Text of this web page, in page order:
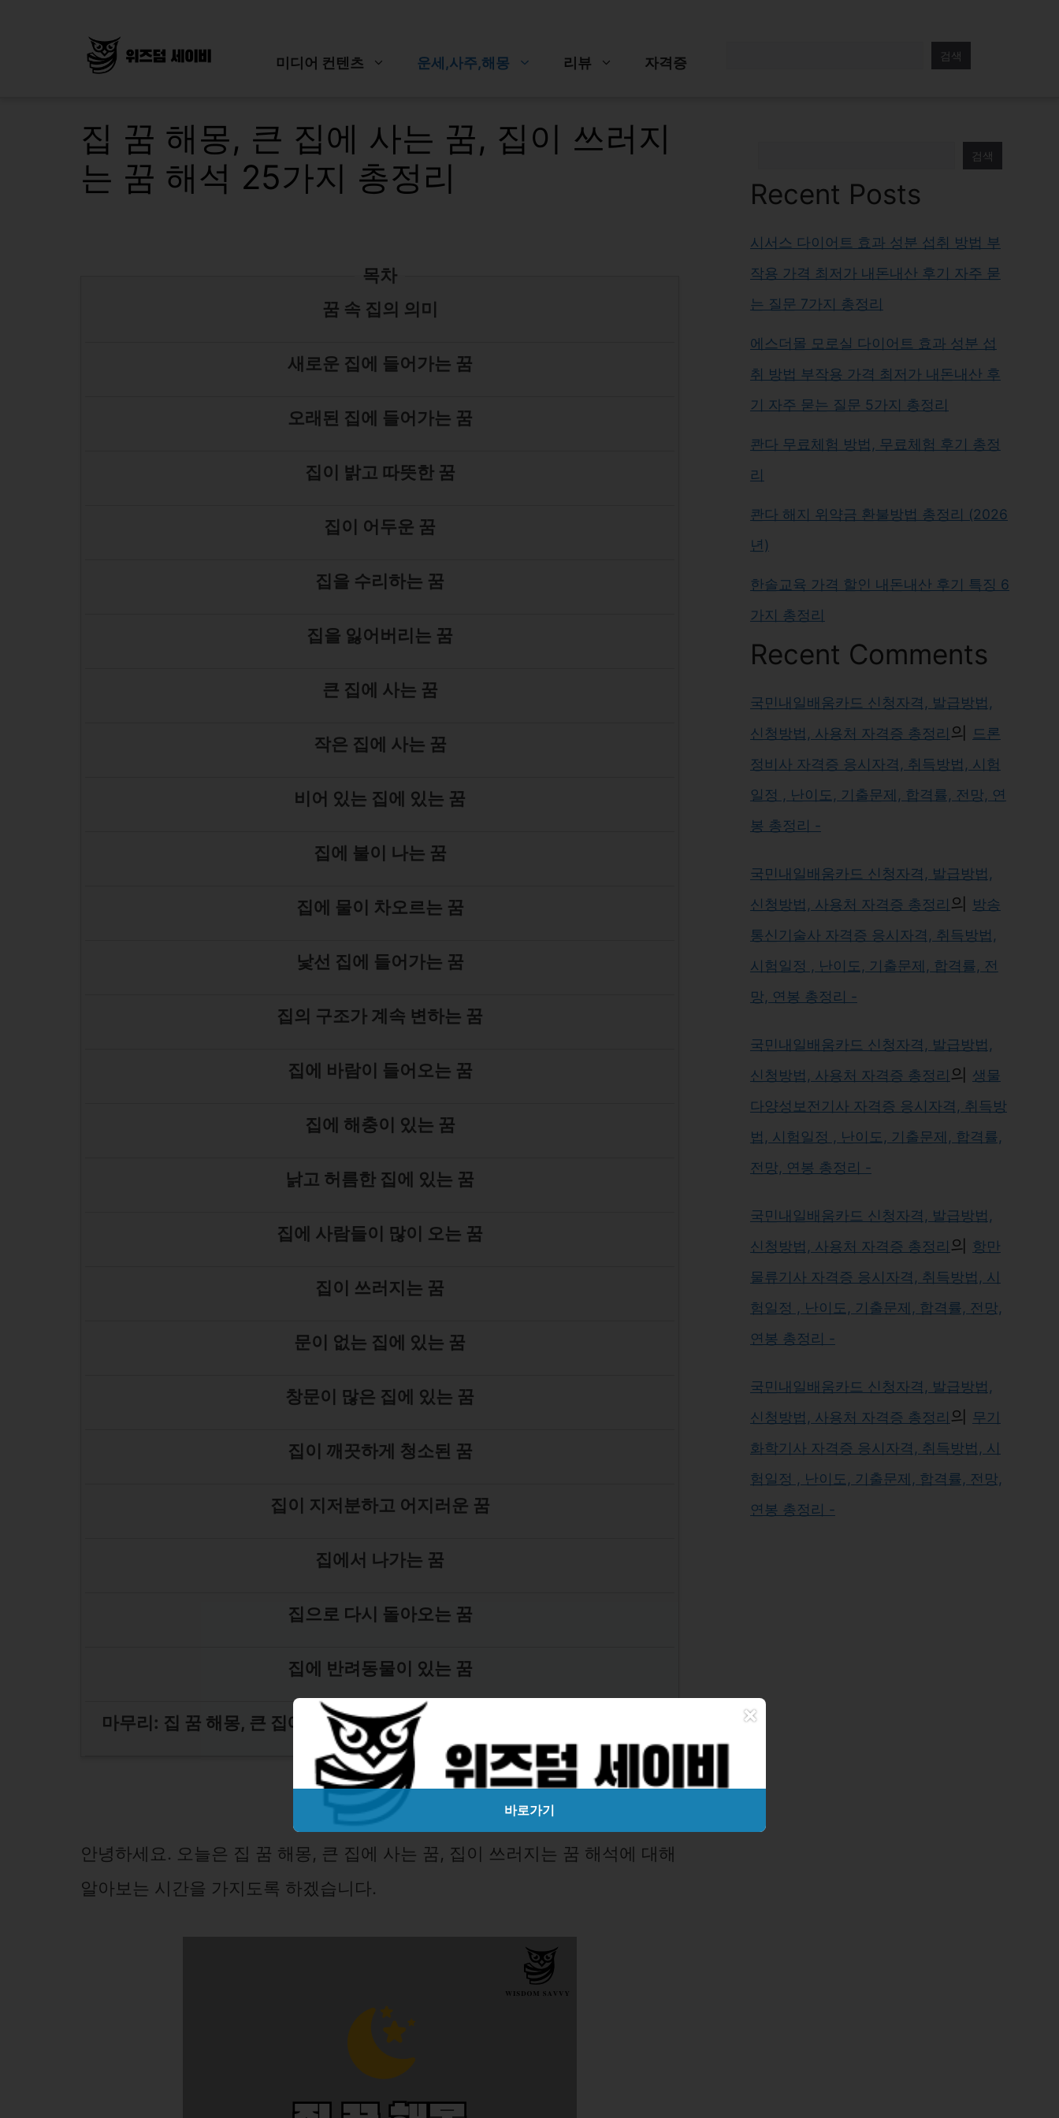
미디어 컨텐츠 운세,사주,해몽 리뷰 자격증 검색
집 꿈 해몽, 큰 집에 사는 꿈, 집이 쓰러지
는 꿈 해석 25가지 총정리
목차
꿈 속 집의 의미
새로운 집에 들어가는 꿈
오래된 집에 들어가는 꿈
집이 밝고 따뜻한 꿈
집이 어두운 꿈
집을 수리하는 꿈
집을 잃어버리는 꿈
큰 집에 사는 꿈
작은 집에 사는 꿈
비어 있는 집에 있는 꿈
집에 불이 나는 꿈
집에 물이 차오르는 꿈
낯선 집에 들어가는 꿈
집의 구조가 계속 변하는 꿈
집에 바람이 들어오는 꿈
집에 해충이 있는 꿈
낡고 허름한 집에 있는 꿈
집에 사람들이 많이 오는 꿈
집이 쓰러지는 꿈
문이 없는 집에 있는 꿈
창문이 많은 집에 있는 꿈
집이 깨끗하게 청소된 꿈
집이 지저분하고 어지러운 꿈
집에서 나가는 꿈
집으로 다시 돌아오는 꿈
집에 반려동물이 있는 꿈
마무리: 집 꿈 해몽, 큰 집에 사는 꿈, 집이 쓰러지는 꿈 해석 25가지 총정리
안녕하세요. 오늘은 집 꿈 해몽, 큰 집에 사는 꿈, 집이 쓰러지는 꿈 해석에 대해
알아보는 시간을 가지도록 하겠습니다.
검색
Recent Posts
시서스 다이어트 효과 성분 섭취 방법 부
작용 가격 최저가 내돈내산 후기 자주 묻
는 질문 7가지 총정리
에스더몰 모로실 다이어트 효과 성분 섭
취 방법 부작용 가격 최저가 내돈내산 후
기 자주 묻는 질문 5가지 총정리
콴다 무료체험 방법, 무료체험 후기 총정
리
콴다 해지 위약금 환불방법 총정리 (2026
년)
한솔교육 가격 할인 내돈내산 후기 특징 6
가지 총정리
Recent Comments
국민내일배움카드 신청자격, 발급방법,
신청방법, 사용처 자격증 총정리 의 드론
정비사 자격증 응시자격, 취득방법, 시험
일정 , 난이도, 기출문제, 합격률, 전망, 연
봉 총정리 -
국민내일배움카드 신청자격, 발급방법,
신청방법, 사용처 자격증 총정리 의 방송
통신기술사 자격증 응시자격, 취득방법,
시험일정 , 난이도, 기출문제, 합격률, 전
망, 연봉 총정리 -
국민내일배움카드 신청자격, 발급방법,
신청방법, 사용처 자격증 총정리 의 생물
다양성보전기사 자격증 응시자격, 취득방
법, 시험일정 , 난이도, 기출문제, 합격률,
전망, 연봉 총정리 -
국민내일배움카드 신청자격, 발급방법,
신청방법, 사용처 자격증 총정리 의 항만
물류기사 자격증 응시자격, 취득방법, 시
험일정 , 난이도, 기출문제, 합격률, 전망,
연봉 총정리 -
국민내일배움카드 신청자격, 발급방법,
신청방법, 사용처 자격증 총정리 의 무기
화학기사 자격증 응시자격, 취득방법, 시
험일정 , 난이도, 기출문제, 합격률, 전망,
연봉 총정리 -
×
바로가기